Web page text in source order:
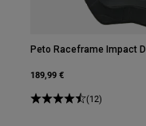
Peto Raceframe Impact
189,99 €
(12)